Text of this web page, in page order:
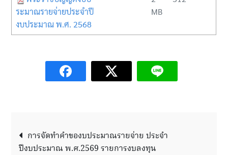
ระมาณรายจ่ายประจำปี
งบประมาณ พ.ศ. 2568
MB
Post
การจัดทําคําของบประมาณรายจ่าย ประจํา
ปีงบประมาณ พ.ศ.2569 รายการงบลงทุน